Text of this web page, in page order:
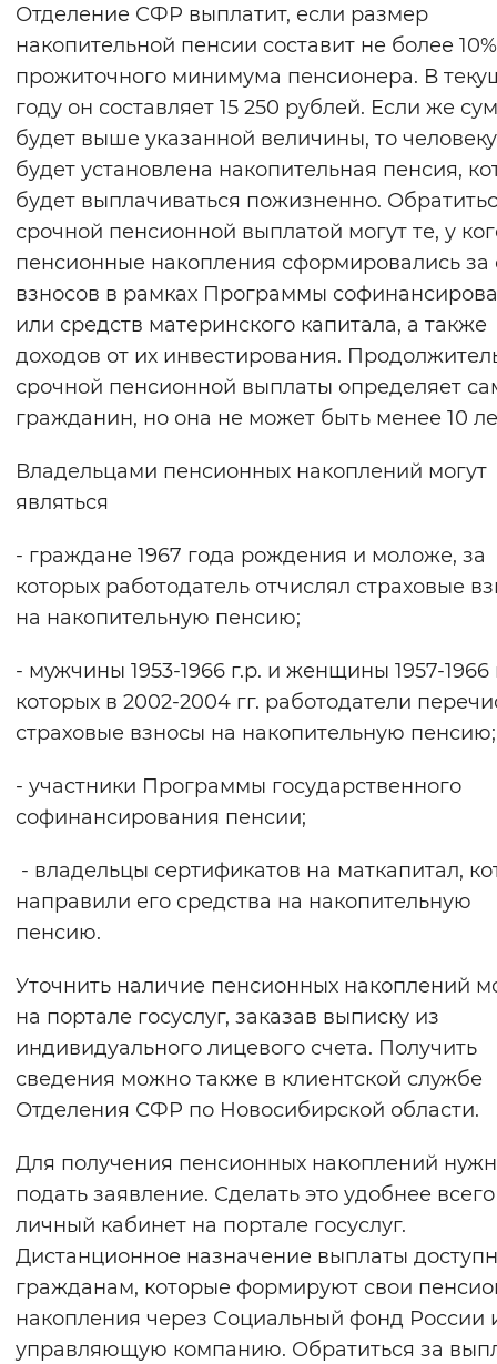
Отделение СФР выплатит, если размер
накопительной пенсии составит не более
прожиточного минимума пенсионера. В
году он составляет 15 250 рублей. Если же
будет выше указанной величины, то человеку
будет установлена накопительная пенсия,
будет выплачиваться пожизненно.
срочной пенсионной выплатой могут те, у
пенсионные накопления сформировались за
взносов в рамках Программы
или средств материнского капитала, а также
доходов от их инвестирования.
срочной пенсионной выплаты определяет
гражданин, но она не может быть менее 10
Владельцами пенсионных накоплений могут
являться
- граждане 1967 года рождения и моложе, за
которых работодатель отчислял страховые
на накопительную пенсию;
- мужчины 1953-1966 г.р. и женщины 1957-1966
которых в 2002-2004 гг. работодатели
страховые взносы на накопительную пенсию;
- участники Программы государственного
софинансирования пенсии;
- владельцы сертификатов на маткапитал,
направили его средства на накопительную
пенсию.
Уточнить наличие пенсионных накоплений
на портале госуслуг, заказав выписку из
индивидуального лицевого счета. Получить
сведения можно также в клиентской службе
Отделения СФР по Новосибирской области.
Для получения пенсионных накоплений
подать заявление. Сделать это удобнее
личный кабинет на портале госуслуг.
Дистанционное назначение выплаты
гражданам, которые формируют свои
накопления через Социальный фонд России
управляющую компанию. Обратиться за